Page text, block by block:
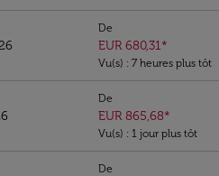
De
EUR 680,31*
Vu(s) : 7 heures plus tôt
De
EUR 865,68*
Vu(s) : 1 jour plus tôt
De